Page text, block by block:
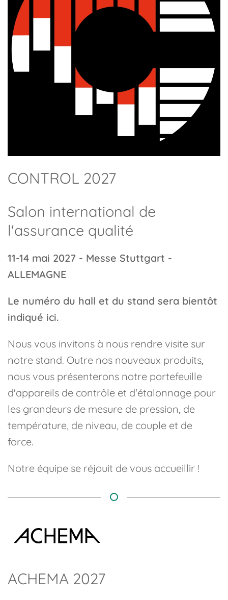
CONTROL 2027
Salon international de
l'assurance qualité
11-14 mai 2027 - Messe Stuttgart -
ALLEMAGNE
Le numéro du hall et du stand sera bientôt
indiqué ici.
Nous vous invitons à nous rendre visite sur
notre stand. Outre nos nouveaux produits,
nous vous présenterons notre portefeuille
d'appareils de contrôle et d'étalonnage pour
les grandeurs de mesure de pression, de
température, de niveau, de couple et de
force.
Notre équipe se réjouit de vous accueillir !
ACHEMA 2027